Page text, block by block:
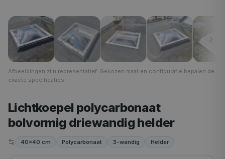
/8
Afbeeldingen zijn representatief. Gekozen maat en configuratie bepalen de
exacte specificaties.
Lichtkoepel polycarbonaat
bolvormig driewandig helder
40×40 cm Polycarbonaat 3-wandig Helder